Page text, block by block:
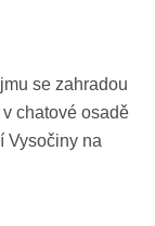
se zahradou
chatové osadě
Vysočiny na